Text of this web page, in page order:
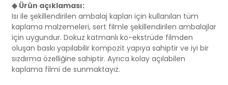
◆ Ürün açıklaması:
Isı ile şekillendirilen ambalaj kapları için kullanılan tüm
kaplama malzemeleri, sert filmle şekillendirilen ambalajlar
için uygundur. Dokuz katmanlı ko-ekstrüde filmden
oluşan baskı yapılabilir kompozit yapıya sahiptir ve iyi bir
sızdırma özelliğine sahiptir. Ayrıca kolay açılabilen
kaplama filmi de sunmaktayız.